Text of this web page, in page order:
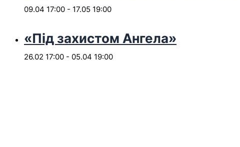
09.04 17:00 - 17.05 19:00
«Під захистом Ангела»
26.02 17:00 - 05.04 19:00